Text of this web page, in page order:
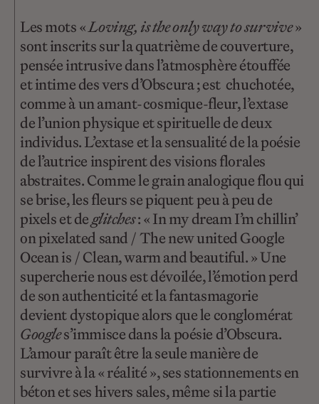
Les mots «Loving, is the only way to survive»
sont inscrits sur la quatrième de couverture,
pensée intrusive dans l’atmosphère étouffée
et intime des vers d’Obscura ; est chuchotée,
comme à un amant-cosmique-fleur, l’extase
de l’union physique et spirituelle de deux
individus. L’extase et la sensualité de la poésie
de l’autrice inspirent des visions florales
abstraites. Comme le grain analogique flou qui
se brise, les fleurs se piquent peu à peu de
pixels et deglitches: « In my dream I’m chillin’
on pixelated sand / The new united Google
Ocean is / Clean, warm and beautiful. » Une
supercherie nous est dévoilée, l’émotion perd
de son authenticité et la fantasmagorie
devient dystopique alors que le conglomérat
Googles’immisce dans la poésie d’Obscura.
L’amour paraît être la seule manière de
survivre à la « réalité », ses stationnements en
béton et ses hivers sales, même si la partie